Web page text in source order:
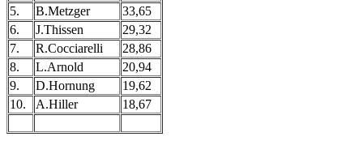
5.
B.Metzger
33,65
6.
J.Thissen
29,32
7.
R.Cocciarelli
28,86
8.
L.Arnold
20,94
9.
D.Hornung
19,62
10.
A.Hiller 18,67